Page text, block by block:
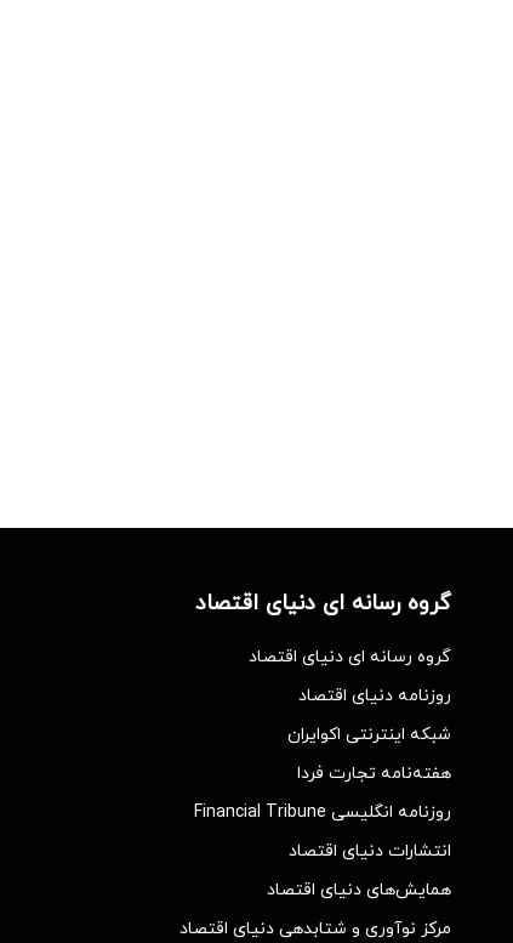
گروه رسانه ای دنیای اقتصاد
گروه رسانه ای دنیای اقتصاد
روزنامه دنیای اقتصاد
شبکه اینترنتی اکوایران
هفته‌نامه تجارت فردا
روزنامه انگلیسی Financial Tribune
انتشارات دنیای اقتصاد
همایش‌های دنیای اقتصاد
مرکز نوآوری و شتابدهی دنیای اقتصاد